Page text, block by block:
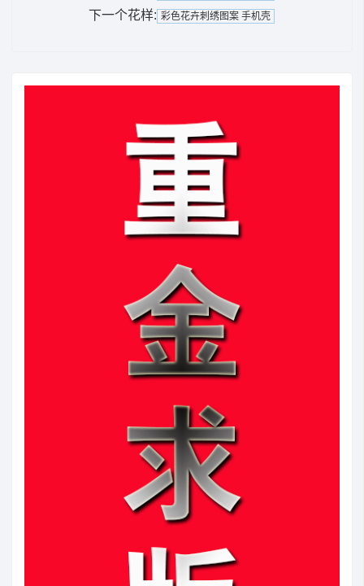
下一个花样: 彩色花卉刺绣图案 手机壳